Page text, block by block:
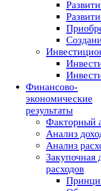
Финансово-
экономические
результаты
Факторный
Анализ
Анализ
Закупочная
расходов